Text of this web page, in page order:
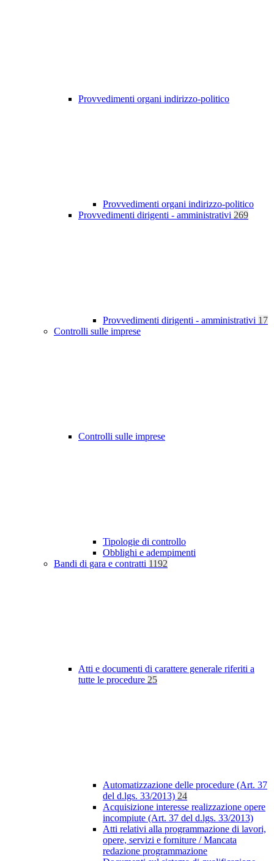
Provvedimenti organi indirizzo-politico
Provvedimenti organi indirizzo-politico
Provvedimenti dirigenti - amministrativi 269
Provvedimenti dirigenti - amministrativi 17
Controlli sulle imprese
Controlli sulle imprese
Tipologie di controllo
Obblighi e adempimenti
Bandi di gara e contratti 1192
Atti e documenti di carattere generale riferiti a
tutte le procedure 25
Automatizzazione delle procedure (Art. 37
del d.lgs. 33/2013) 24
Acquisizione interesse realizzazione opere
incompiute (Art. 37 del d.lgs. 33/2013)
Atti relativi alla programmazione di lavori,
opere, servizi e forniture / Mancata
redazione programmazione